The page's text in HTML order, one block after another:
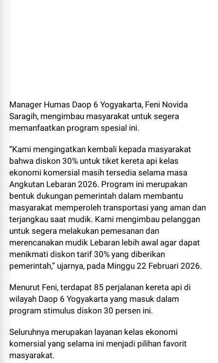
Manager Humas Daop 6 Yogyakarta, Feni Novida
Saragih, mengimbau masyarakat untuk segera
memanfaatkan program spesial ini.
“Kami mengingatkan kembali kepada masyarakat
bahwa diskon 30% untuk tiket kereta api kelas
ekonomi komersial masih tersedia selama masa
Angkutan Lebaran 2026. Program ini merupakan
bentuk dukungan pemerintah dalam membantu
masyarakat memperoleh transportasi yang aman dan
terjangkau saat mudik. Kami mengimbau pelanggan
untuk segera melakukan pemesanan dan
merencanakan mudik Lebaran lebih awal agar dapat
menikmati diskon tarif 30% yang diberikan
pemerintah,” ujarnya, pada Minggu 22 Februari 2026.
Menurut Feni, terdapat 85 perjalanan kereta api di
wilayah Daop 6 Yogyakarta yang masuk dalam
program stimulus diskon 30 persen ini.
Seluruhnya merupakan layanan kelas ekonomi
komersial yang selama ini menjadi pilihan favorit
masyarakat.